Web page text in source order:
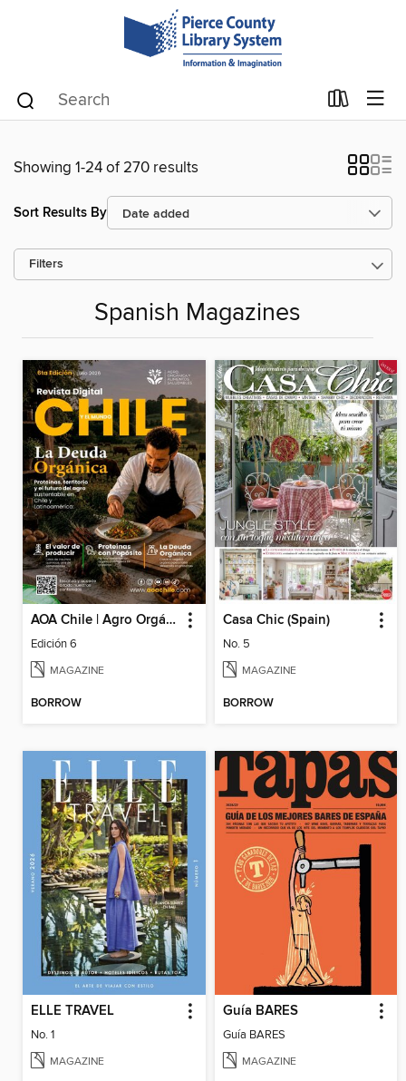
Showing 1-24 of 270 results
Sort Results By
Filters
Spanish Magazines
AOA Chile | Agro Orgánico & Alimentos Saludables
Edición 6
MAGAZINE
BORROW
Casa Chic (Spain)
No. 5
MAGAZINE
BORROW
ELLE TRAVEL
No. 1
MAGAZINE
Guía BARES
Guía BARES
MAGAZINE